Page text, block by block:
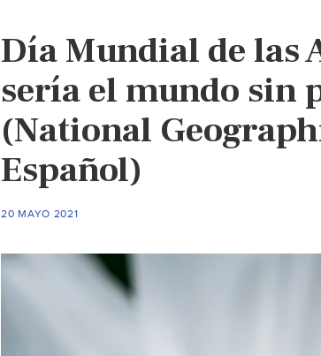
Día Mundial de las
sería el mundo sin
(National
Español)
20 MAYO 2021